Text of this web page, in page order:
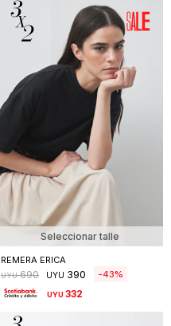
Seleccionar talle
REMERA ERICA
UYU 690 UYU 390 43
UYU332